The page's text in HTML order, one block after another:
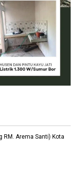
RM. Arema Santi) Kota